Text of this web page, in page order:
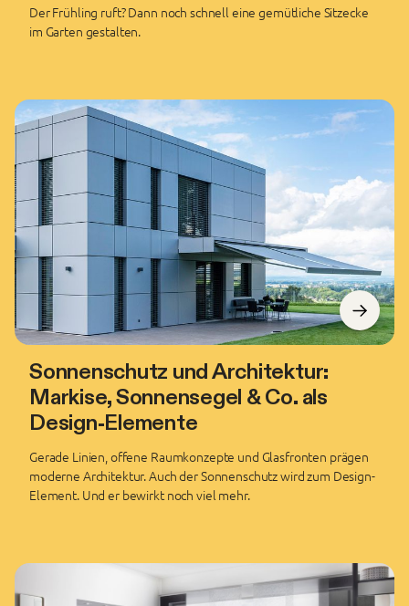
Der Frühling ruft? Dann noch schnell eine gemütliche Sitzecke
im Garten gestalten.
Sonnenschutz und Architektur:
Markise, Sonnensegel & Co. als
Design-Elemente
Gerade Linien, offene Raumkonzepte und Glasfronten prägen
moderne Architektur. Auch der Sonnenschutz wird zum Design-
Element. Und er bewirkt noch viel mehr.